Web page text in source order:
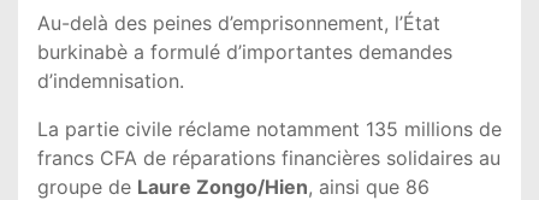
Au-delà des peines d’emprisonnement, l’État
burkinabè a formulé d’importantes demandes
d’indemnisation.
La partie civile réclame notamment 135 millions de
francs CFA de réparations financières solidaires au
groupe de Laure Zongo/Hien, ainsi que 86